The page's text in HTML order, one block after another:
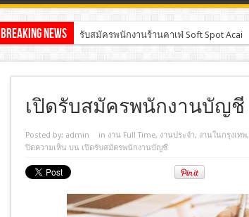
Breaking News รับสมัครพนักงานร้านคาเฟ่ Soft Spot Acai
เปิดรับสมัครพนักงานบัญชี
Posted by: admin in งาน Full Time, งานประจํา, งานในกรุงเทพ,
ปิดความเห็น บน เปิดรับสมัครพนักงานบัญชี